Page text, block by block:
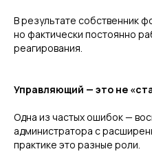
В результате собственник
но фактически постоянно
реагирования.
Управляющий — это не
Одна из частых ошибок —
администратора с
практике это разные роли.